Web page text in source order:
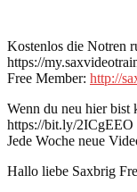
Kostenlos die Notren
https://
Free Member: http://
Wenn du neu hier bist
https://bit.ly/2ICgEEO
Jede Woche neue
Hallo liebe Saxbrig